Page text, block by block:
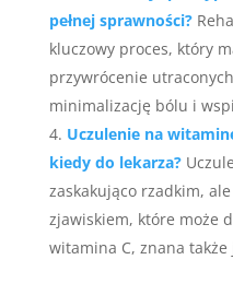
pełnej sprawności?
kluczowy proces, który
przywrócenie
minimalizację bólu i
Uczulenie na
kiedy do lekarza?
zaskakująco rzadkim,
zjawiskiem, które może
witamina C, znana także